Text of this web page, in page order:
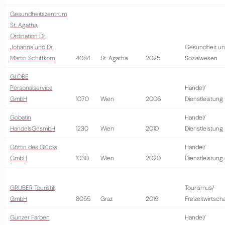
Gesundheitszentrum
St. Agatha,
Ordination Dr.
Johanna und Dr.
Martin Schiffkorn
4084 St. Agatha 2025
Gesundheit
Sozialwesen
GLOBE
Personalservice
GmbH
1070 Wien 2006
Handel/
Dienstleistung
Gobatin
HandelsGesmbH
1230 Wien 2010
Handel/
Dienstleistung
Göttin des Glücks
GmbH
1030 Wien 2020
Handel/
Dienstleistung
GRUBER Touristik
GmbH
8055 Graz 2019
Tourismus/
Gunzer Farben
Handel/